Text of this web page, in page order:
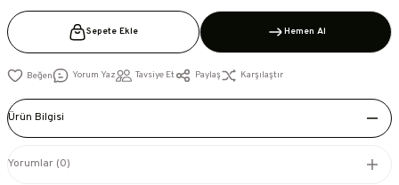
Sepete Ekle Hemen Al
Yorum Yaz Tavsiye Et Paylaş Karşılaştır
Ürün Bilgisi
Yorumlar (0)